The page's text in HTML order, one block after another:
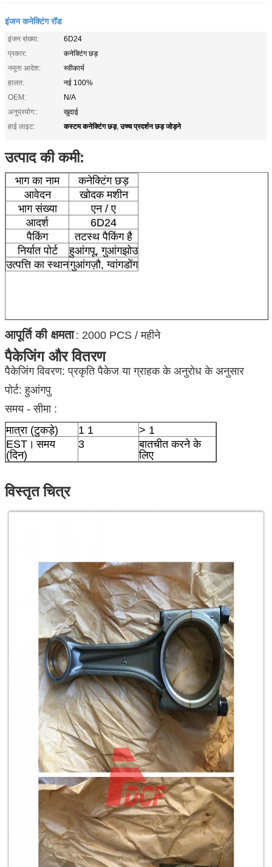
इंजन कनेक्टिंग रॉड
इंजन संख्या:
6D24
प्रकार:
कनेक्टिंग छड़
नमूना आदेश:
स्वीकार्य
हालत:
नई 100%
OEM:
N/A
अनुप्रयोग::
खुदाई
हाई लाइट:
कस्टम कनेक्टिंग छड़,उच्च प्रदर्शन छड़ जोड़ने
उत्पाद की कमी:
भाग का नाम
कनेक्टिंग छड़
आवेदन
खोदक मशीन
भाग संख्या
एन / ए
आदर्श
6D24
पैकिंग
तटस्थ पैकिंग है
निर्यात पोर्ट
हुआंगपू, गुआंगझोउ
उत्पत्ति का स्थानगुआंगज़ौ, ग्वांगडोंग
आपूर्ति की क्षमता : 2000 PCS / महीने
पैकेजिंग और वितरण
पैकेजिंग विवरण: प्रकृति पैकेज या ग्राहक के अनुरोध के अनुसार
पोर्ट: हुआंगपु
समय - सीमा :
मात्रा (टुकड़े)
1 1
> 1
EST। समय
(दिन)
3
बातचीत करने के
लिए
विस्तृत चित्र